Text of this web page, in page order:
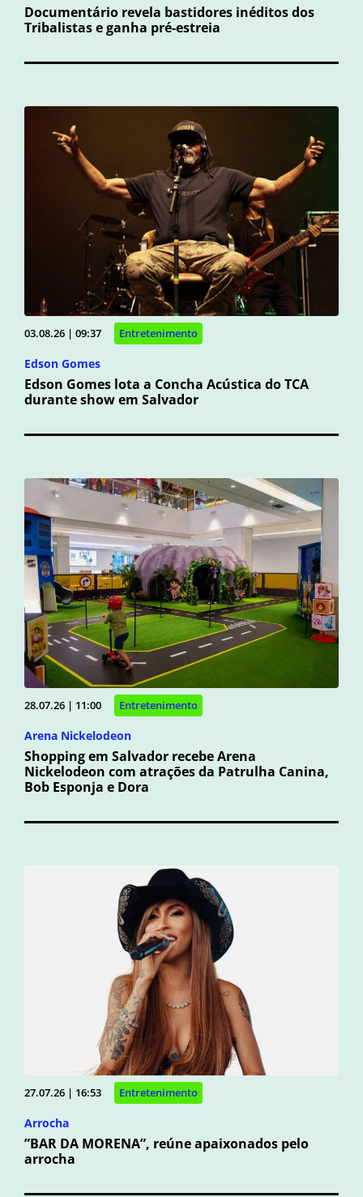
Documentário revela bastidores inéditos dos
Tribalistas e ganha pré-estreia
03.08.26 | 09:37 Entretenimento
Edson Gomes
Edson Gomes lota a Concha Acústica do TCA
durante show em Salvador
28.07.26 | 11:00 Entretenimento
Arena Nickelodeon
Shopping em Salvador recebe Arena
Nickelodeon com atrações da Patrulha Canina,
Bob Esponja e Dora
27.07.26 | 16:53 Entretenimento
Arrocha
”BAR DA MORENA”, reúne apaixonados pelo
arrocha